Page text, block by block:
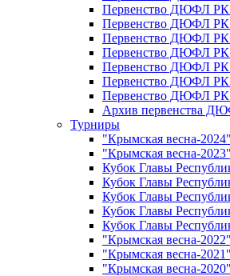
Первенство ДЮФЛ РК
Первенство ДЮФЛ РК
Первенство ДЮФЛ РК
Первенство ДЮФЛ РК
Первенство ДЮФЛ РК
Первенство ДЮФЛ РК
Первенство ДЮФЛ РК
Архив первенства
Турниры
"Крымская весна-2024"
"Крымская весна-2023"
Кубок Главы
Кубок Главы
Кубок Главы
Кубок Главы
Кубок Главы
"Крымская весна-2022"
"Крымская весна-2021"
"Крымская весна-2020"